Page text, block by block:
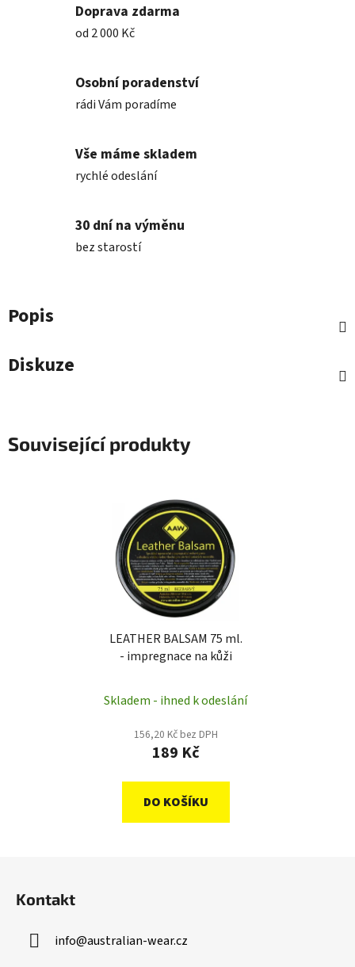
Doprava zdarma
od 2 000 Kč
Osobní poradenství
rádi Vám poradíme
Vše máme skladem
rychlé odeslání
30 dní na výměnu
bez starostí
Popis
Diskuze
Související produkty
LEATHER BALSAM 75 ml.
- impregnace na kůži
Skladem - ihned k odeslání
156,20 Kč bez DPH
189 Kč
DO KOŠÍKU
Kontakt
info@australian-wear.cz